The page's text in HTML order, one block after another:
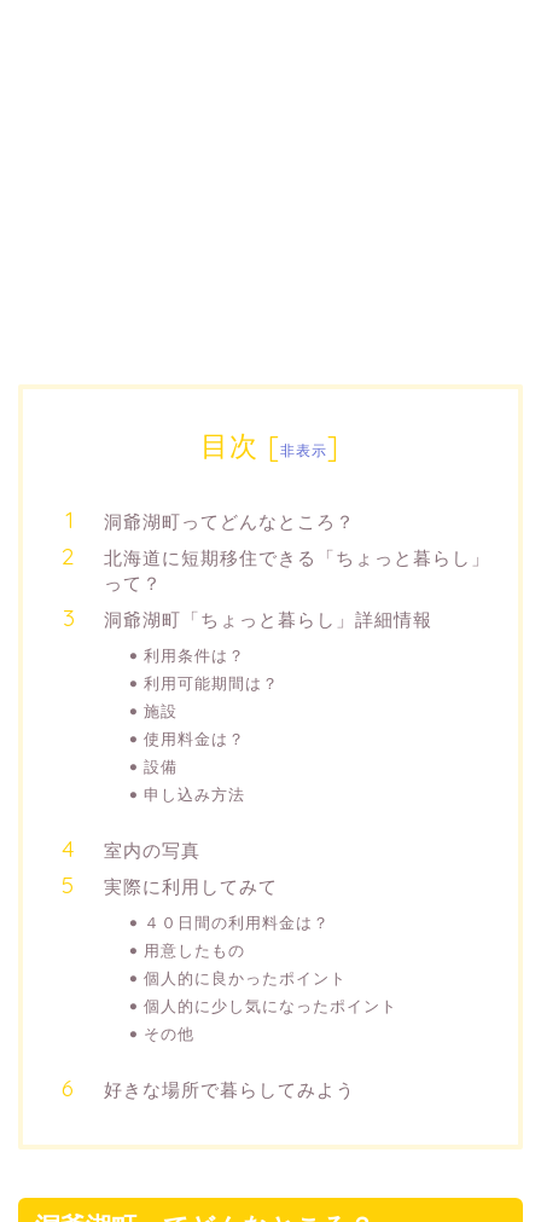
目次 [非表示]
洞爺湖町ってどんなところ？
北海道に短期移住できる「ちょっと暮らし」
って？
洞爺湖町「ちょっと暮らし」詳細情報
利用条件は？
利用可能期間は？
施設
使用料金は？
設備
申し込み方法
室内の写真
実際に利用してみて
４０日間の利用料金は？
用意したもの
個人的に良かったポイント
個人的に少し気になったポイント
その他
好きな場所で暮らしてみよう